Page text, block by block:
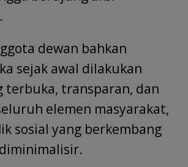
dewan bahkan
sejak awal dilakukan
terbuka, transparan, dan
elemen masyarakat,
sosial yang berkembang